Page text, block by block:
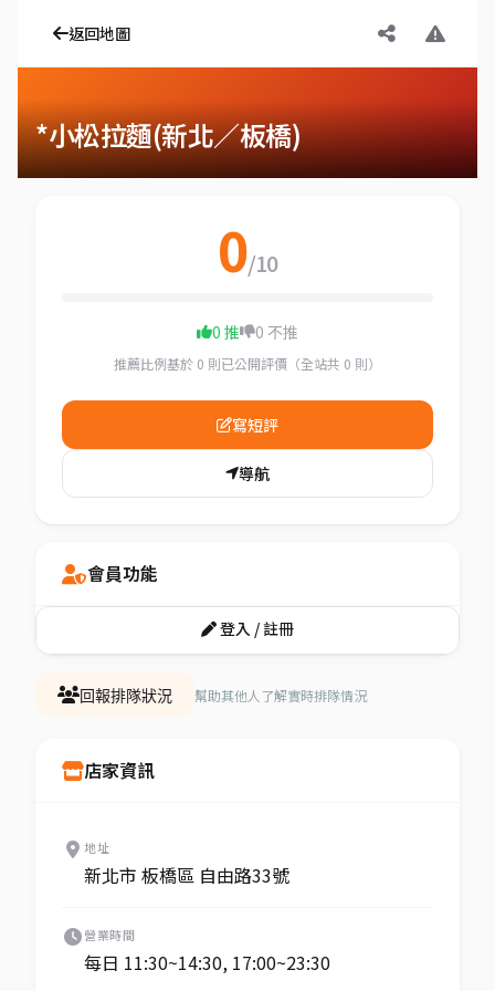
返回地圖
*小松拉麵(新北／板橋)
回報排隊狀況 幫助其他人了解實時排隊情況
店家資訊
地址
新北市 板橋區 自由路33號
營業時間
每日 11:30~14:30, 17:00~23:30
0/10
0 推 0 不推
推薦比例基於 0 則已公開評價（全站共 0 則）
寫短評
導航
會員功能
登入 / 註冊